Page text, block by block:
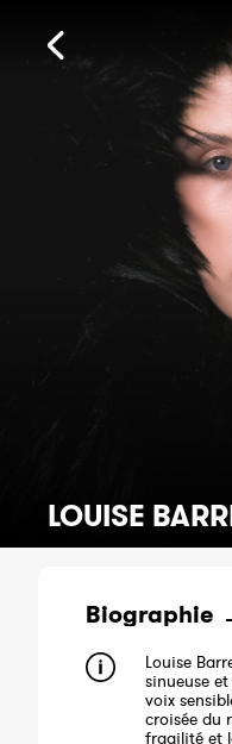
LOUISE
Biographie
Louise
sinueuse
voix
croisée du
fragilité et